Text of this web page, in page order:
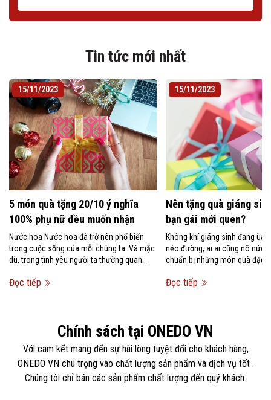
Tin tức mới nhất
15/11/2023
5 món quà tặng 20/10 ý nghĩa
100% phụ nữ đều muốn nhận
Nước hoa Nước hoa đã trở nên phổ biến
trong cuộc sống của mỗi chúng ta. Và mặc
dù, trong tình yêu người ta thường quan
Đọc tiếp
15/11/2023
Nên tặng quà giáng
bạn gái mới quen?
Không khí giáng sinh đang ùa
nẻo đường, ai ai cũng nô nức
chuẩn bị những món quà đặc
Đọc tiếp
Chính sách tại ONEDO VN
Với cam kết mang đến sự hài lòng tuyệt đối cho khách hàng,
ONEDO VN chú trọng vào chất lượng sản phẩm và dịch vụ tốt .
Chúng tôi chỉ bán các sản phẩm chất lượng đến quý khách.